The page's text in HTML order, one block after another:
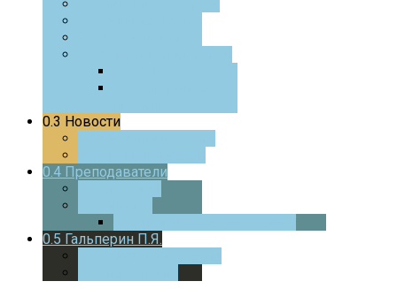
0.3 Новости
0.4 Преподаватели
0.5 Гальперин П.Я.